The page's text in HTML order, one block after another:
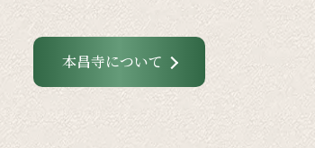
本昌寺について